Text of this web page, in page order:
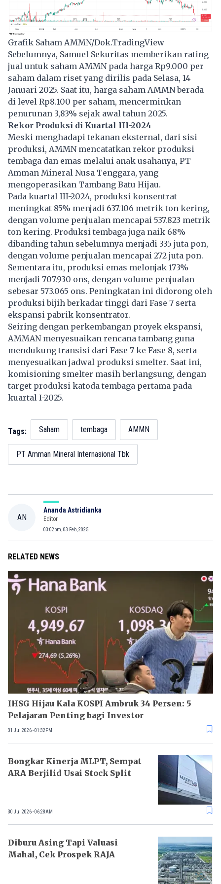
Grafik Saham AMMN/Dok.TradingView
Sebelumnya, Samuel Sekuritas memberikan rating
jual untuk saham AMMN pada harga Rp9.000 per
saham dalam riset yang dirilis pada Selasa, 14
Januari 2025. Saat itu, harga saham AMMN berada
di level Rp8.100 per saham, mencerminkan
penurunan 3,83% sejak awal tahun 2025.
Rekor Produksi di Kuartal III-2024
Meski menghadapi tekanan eksternal, dari sisi
produksi, AMMN mencatatkan rekor produksi
tembaga dan emas melalui anak usahanya, PT
Amman Mineral Nusa Tenggara, yang
mengoperasikan Tambang Batu Hijau.
Pada kuartal III-2024, produksi konsentrat
meningkat 85% menjadi 637.106 metrik ton kering,
dengan volume penjualan mencapai 537.823 metrik
ton kering. Produksi tembaga juga naik 68%
dibanding tahun sebelumnya menjadi 335 juta pon,
dengan volume penjualan mencapai 272 juta pon.
Sementara itu, produksi emas melonjak 173%
menjadi 707.930 ons, dengan volume penjualan
sebesar 573.065 ons. Peningkatan ini didorong oleh
produksi bijih berkadar tinggi dari Fase 7 serta
ekspansi pabrik konsentrator.
Seiring dengan perkembangan proyek ekspansi,
AMMAN menyesuaikan rencana tambang guna
mendukung transisi dari Fase 7 ke Fase 8, serta
menyesuaikan jadwal produksi smelter. Saat ini,
komisioning smelter masih berlangsung, dengan
target produksi katoda tembaga pertama pada
kuartal I-2025.
Tags: Saham tembaga AMMN
PT Amman Mineral Internasional Tbk
AN
Ananda Astridianka
Editor
03:02pm, 03 Feb, 2025
RELATED NEWS
IHSG Hijau Kala KOSPI Ambruk 34 Persen: 5
Pelajaran Penting bagi Investor
31 Jul 2026 - 01:32PM
Bongkar Kinerja MLPT, Sempat
ARA Berjilid Usai Stock Split
30 Jul 2026 - 06:28AM
Diburu Asing Tapi Valuasi
Mahal, Cek Prospek RAJA